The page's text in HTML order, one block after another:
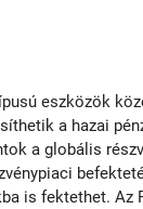
eszközök
a hazai
a globális
is fektethet. Az